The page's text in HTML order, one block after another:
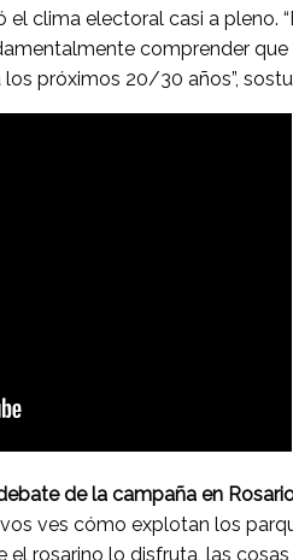
el clima electoral casi a pleno.
comprender
próximos 20/30 años”,
de la campaña en
ves cómo explotan los
rosarino lo disfruta, las